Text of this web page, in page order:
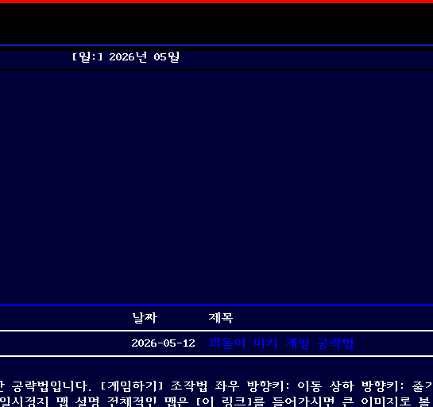
[월:] 2026년 05월
날짜
제목
2026-05-12 꾀돌이 미키 게임 공략법
공략법입니다. [게임하기] 조작법 좌우 방향키: 이동 상하 방향키: 줄
일시정지 맵 설명 전체적인 맵은 [이 링크]를 들어가시면 큰 이미지로 볼